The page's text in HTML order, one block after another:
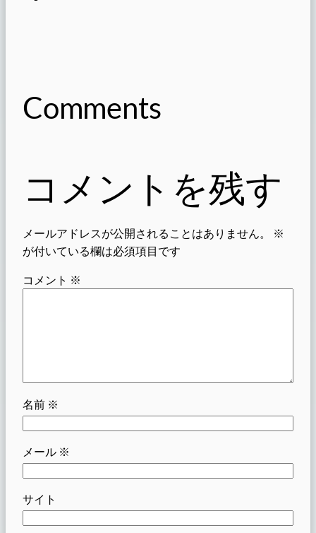
Comments
コメントを残す
メールアドレスが公開されることはありません。
※
が付いている欄は必須項目です
コメント ※
名前 ※
メール ※
サイト